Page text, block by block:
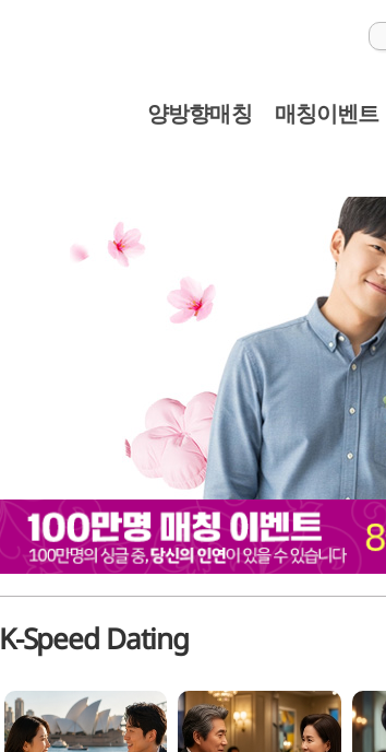
양방향매칭 매칭이벤트
K-Speed Dating